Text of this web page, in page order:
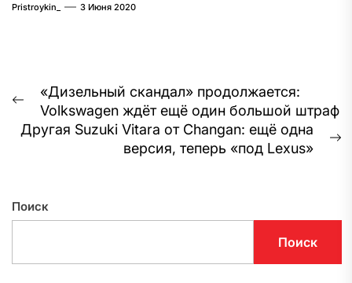
Pristroykin_ 3 Июня 2020
Навигация
по
записям
Предыдущая
запись:
«Дизельный скандал» продолжается:
Volkswagen ждёт ещё один большой штраф
Другая Suzuki Vitara от Changan: ещё одна
версия, теперь «под Lexus»
Поиск
Поиск